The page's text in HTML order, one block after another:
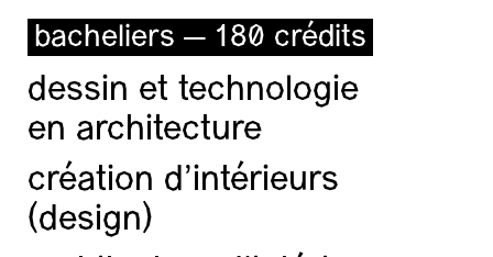
bacheliers — 180 crédits
dessin et technologie
en architecture
création d'intérieurs
(design)